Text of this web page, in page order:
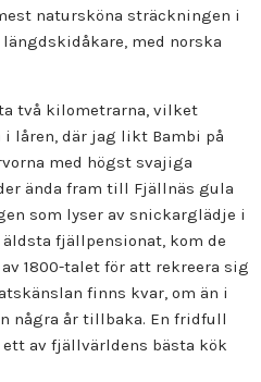
natursköna sträckningen i
med norska
två kilometrarna, vilket
låren, där jag likt Bambi på
med högst svajiga
ända fram till Fjällnäs gula
som lyser av snickarglädje i
fjällpensionat, kom de
1800-talet för att rekreera sig
finns kvar, om än i
några år tillbaka. En fridfull
av fjällvärldens bästa kök